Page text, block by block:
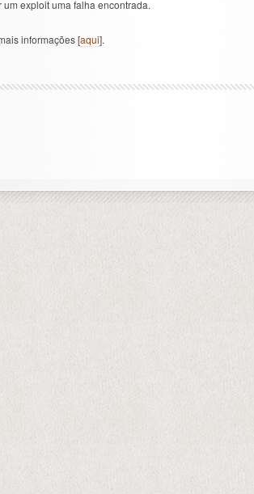
um exploit uma falha encontrada.
informações [aqui].